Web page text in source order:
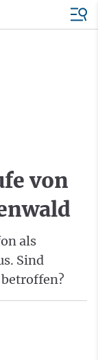
von
als
Sind